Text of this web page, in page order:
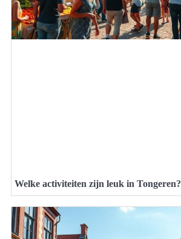
Welke activiteiten zijn leuk in Tongeren?